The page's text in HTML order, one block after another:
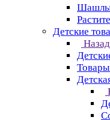
Детские
Назад